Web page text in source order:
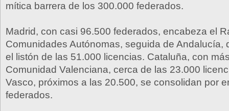
mítica barrera de los 300.000 federados.
Madrid, con casi 96.500 federados, encabeza el
Comunidades Autónomas, seguida de Andalucía,
el listón de las 51.000 licencias. Cataluña, con
Comunidad Valenciana, cerca de las 23.000
Vasco, próximos a las 20.500, se consolidan por
federados.